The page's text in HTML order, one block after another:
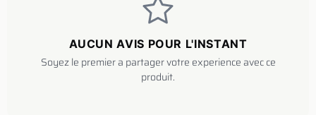
AUCUN AVIS POUR L'INSTANT
Soyez le premier a partager votre experience avec ce
produit.